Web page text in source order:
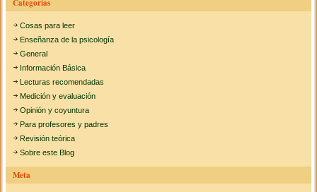
Categorías
Cosas para leer
Enseñanza de la psicología
General
Información Básica
Lecturas recomendadas
Medición y evaluación
Opinión y coyuntura
Para profesores y padres
Revisión teórica
Sobre este Blog
Meta